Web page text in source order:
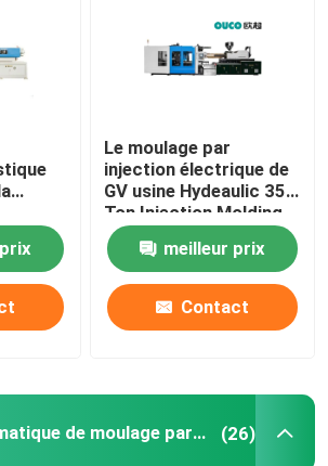
citation
par injection de seau
Le moulage par
injection électrique de
GV usine Hydeaulic 350
Ton Injection Molding
Machine
meilleur prix
Contact
Machine automatique de moulage par injection (26)